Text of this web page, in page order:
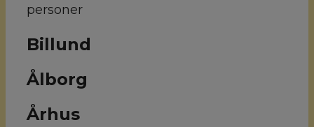
personer
Billund
Ålborg
Århus